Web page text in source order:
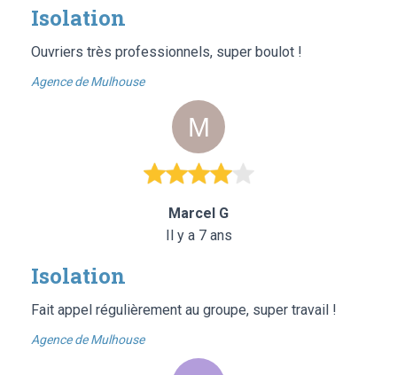
Isolation
Ouvriers très professionnels, super boulot !
Agence de Mulhouse
Marcel G
Il y a 7 ans
Isolation
Fait appel régulièrement au groupe, super travail !
Agence de Mulhouse